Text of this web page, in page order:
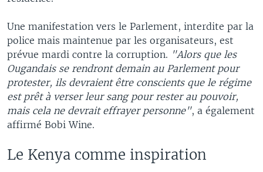
Une manifestation vers le Parlement, interdite par la
police mais maintenue par les organisateurs, est
prévue mardi contre la corruption. "Alors que les
Ougandais se rendront demain au Parlement pour
protester, ils devraient être conscients que le régime
est prêt à verser leur sang pour rester au pouvoir,
mais cela ne devrait effrayer personne", a également
affirmé Bobi Wine.
Le Kenya comme inspiration